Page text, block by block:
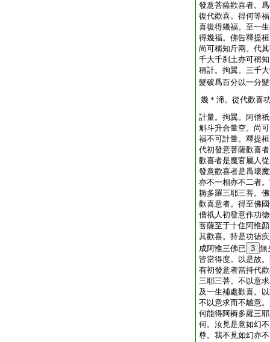
發意菩薩歡喜者。
復代歡喜。得何等
喜復得幾福。至一
得幾福。佛告釋提
尚可稱知斤兩。代
千大千刹土亦可稱
稱計。拘翼。三千
髮破爲百分以一分
幾＊渧。從代歡喜
計量。拘翼。阿僧
斛斗升合量空。尚
福不可計量。釋提
代初發意菩薩歡喜
歡喜者是魔官屬人
發意歡喜者是爲壞
亦不一相亦不二者
耨多羅三耶三菩。
歡喜意者。得至佛
僧祇人初發意作功
菩薩至于十住阿惟
其歡喜。持是功徳
成阿惟三佛已 3 無
皆當得度。以是故
有初發意者當持代
三耶三菩。不以意
及一生補處歡喜。
不以意求而不離意
何能得阿耨多羅三
何。汝見是意如幻
尊。我不見如幻亦